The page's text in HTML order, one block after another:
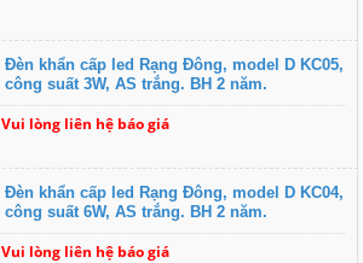
Đèn khẩn cấp led Rạng Đông, model D KC05,
công suất 3W, AS trắng. BH 2 năm.
Vui lòng liên hệ báo giá
Đèn khẩn cấp led Rạng Đông, model D KC04,
công suất 6W, AS trắng. BH 2 năm.
Vui lòng liên hệ báo giá